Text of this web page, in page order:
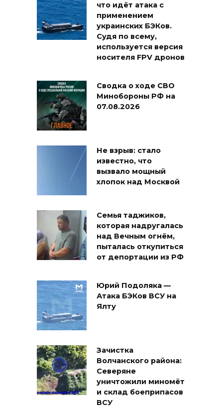
что идёт атака с
применением
украинских БЭКов.
Судя по всему,
используется версия
носителя FPV дронов
Сводка о ходе СВО
Минобороны РФ на
07.08.2026
Не взрыв: стало
известно, что
вызвало мощный
хлопок над Москвой
Семья таджиков,
которая надругалась
над Вечным огнём,
пыталась откупиться
от депортации из РФ
Юрий Подоляка —
Атака БЭКов ВСУ на
Ялту
Зачистка
Волчанского района:
Северяне
уничтожили миномёт
и склад боеприпасов
ВСУ